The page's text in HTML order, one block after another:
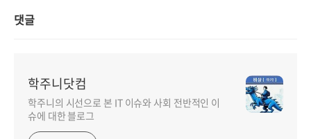
댓글
학주니닷컴
학주니의 시선으로 본 IT 이슈와 사회 전반적인 이
슈에 대한 블로그